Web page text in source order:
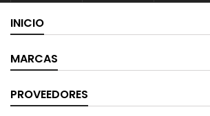
INICIO
MARCAS
PROVEEDORES